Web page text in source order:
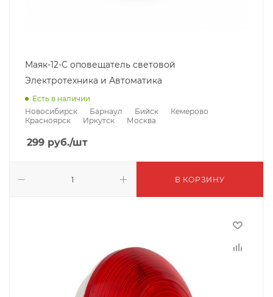
Маяк-12-С оповещатель световой
Электротехника и Автоматика
Есть в наличии
Новосибирск
Барнаул Бийск
Кемерово
Красноярск
Иркутск Москва
299 руб./шт
В КОРЗИНУ